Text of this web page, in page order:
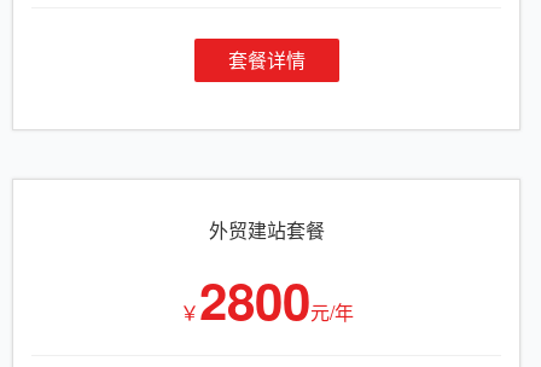
套餐详情
外贸建站套餐
￥2800元/年